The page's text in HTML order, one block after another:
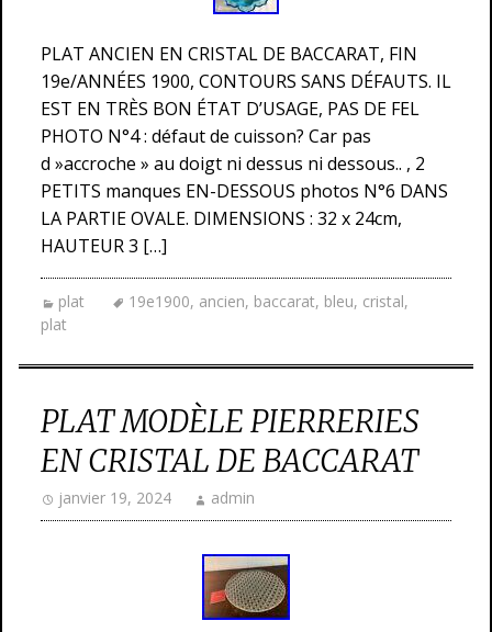
PLAT ANCIEN EN CRISTAL DE BACCARAT, FIN
19e/ANNÉES 1900, CONTOURS SANS DÉFAUTS. IL
EST EN TRÈS BON ÉTAT D’USAGE, PAS DE FEL
PHOTO N°4 : défaut de cuisson? Car pas
d »accroche » au doigt ni dessus ni dessous.. , 2
PETITS manques EN-DESSOUS photos N°6 DANS
LA PARTIE OVALE. DIMENSIONS : 32 x 24cm,
HAUTEUR 3 […]
plat 19e1900, ancien, baccarat, bleu, cristal,
plat
PLAT MODÈLE PIERRERIES
EN CRISTAL DE BACCARAT
janvier 19, 2024 admin